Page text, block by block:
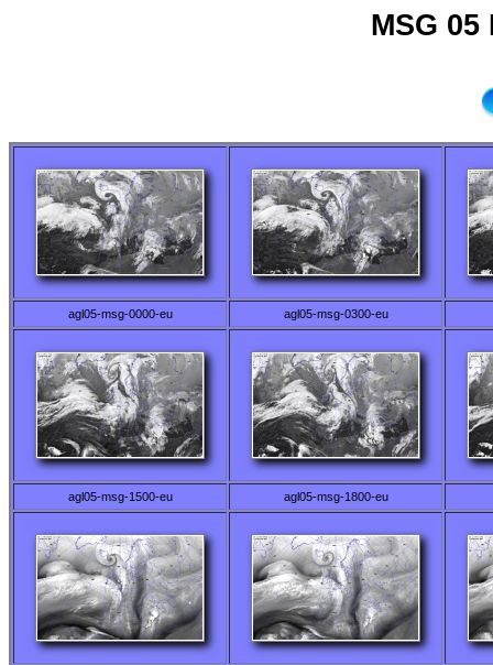
MSG 05
agl05-msg-0000-eu agl05-msg-0300-eu
agl05-msg-1500-eu agl05-msg-1800-eu